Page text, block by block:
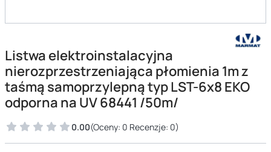
Listwa elektroinstalacyjna
nierozprzestrzeniająca płomienia 1m z
taśmą samoprzylepną typ LST-6x8 EKO
odporna na UV 68441 /50m/
0.00(Oceny: 0 Recenzje: 0)